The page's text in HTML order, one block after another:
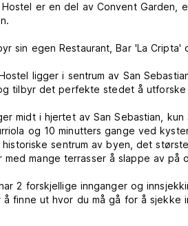
Hostel er en del av Convent
sin egen Restaurant, Bar 'La
ligger i sentrum av San
tilbyr det perfekte stedet å utforske
midt i hjertet av San Sebastian,
og 10 minutters gange ved
sentrum av byen, det
mange terrasser å slappe av på
2 forskjellige innganger og
finne ut hvor du må gå for å sjekke